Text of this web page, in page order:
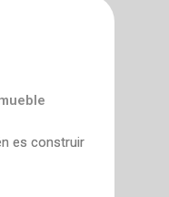
es construir